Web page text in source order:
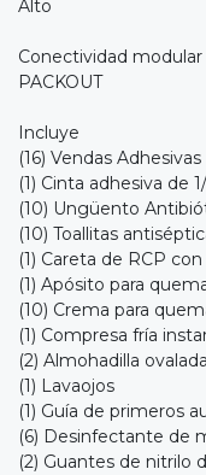
Alto
Conectividad
PACKOUT
Incluye
(16) Vendas Adhesivas
(1) Cinta adhesiva de
(10) Ungüento
(10) Toallitas
(1) Careta de RCP
(1) Apósito para
(10) Crema para
(1) Compresa fría
(2) Almohadilla ovalada
(1) Lavaojos
(1) Guía de primeros
(6) Desinfectante de
(2) Guantes de nitrilo